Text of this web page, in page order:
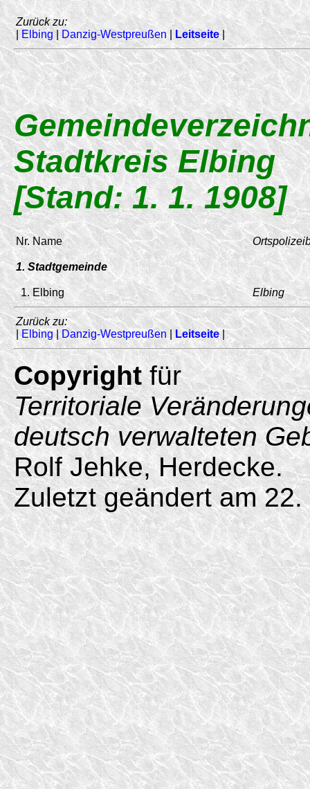
Zurück zu:
| Elbing | Danzig-Westpreußen Leitseite|
Stadtkreis Elbing
[Stand: 1. 1. 1908]
Nr. Name
1. Stadtgemeinde
1. Elbing Elbing
Zurück zu:
|Elbing|Danzig-Westpreußen Leitseite|
Copyrightfür
Territoriale
deutsch verwalteten
Rolf Jehke, Herdecke.
Zuletzt geändert am